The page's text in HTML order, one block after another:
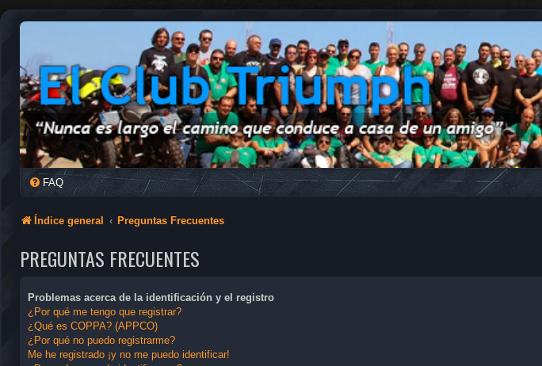
FAQ
Índice general Preguntas Frecuentes
PREGUNTAS FRECUENTES
Problemas acerca de la identificación y el registro
¿Por qué me tengo que registrar?
¿Qué es COPPA? (APPCO)
¿Por qué no puedo registrarme?
Me he registrado ¡y no me puedo identificar!